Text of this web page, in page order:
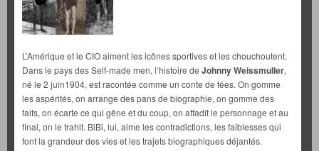
L’Amérique et le CIO aiment les icônes sportives et les chouchoutent.
Dans le pays des Self-made men, l’histoire de Johnny Weissmuller,
né le 2 juin1904, est racontée comme un conte de fées. On gomme
les aspérités, on arrange des pans de biographie, on gomme des
faits, on écarte ce qui gêne et du coup, on affadit le personnage et au
final, on le trahit. BiBi, lui, aime les contradictions, les faiblesses qui
font la grandeur des vies et les trajets biographiques déjantés.